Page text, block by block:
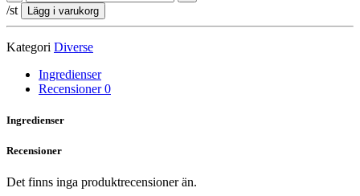
/st Lägg i varukorg
Kategori Diverse
Ingredienser
Recensioner0
Ingredienser
Recensioner
Det finns inga produktrecensioner än.